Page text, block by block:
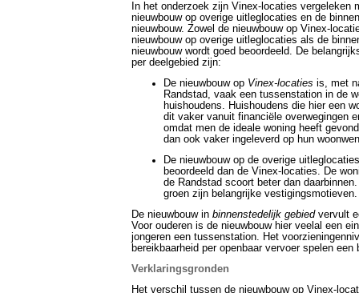
In het onderzoek zijn Vinex-locaties vergeleken
nieuwbouw op overige uitleglocaties en de
nieuwbouw. Zowel de nieuwbouw op Vinex-
nieuwbouw op overige uitleglocaties als de
nieuwbouw wordt goed beoordeeld. De
per deelgebied zijn:
De nieuwbouw op Vinex-locaties is, met
Randstad, vaak een tussenstation in de
huishoudens. Huishoudens die hier een
dit vaker vanuit financiële overwegingen
omdat men de ideale woning heeft
dan ook vaker ingeleverd op hun
De nieuwbouw op de overige
beoordeeld dan de Vinex-locaties. De
de Randstad scoort beter dan
groen zijn belangrijke vestigingsmotieven.
De nieuwbouw in binnenstedelijk gebiedvervult
Voor ouderen is de nieuwbouw hier veelal een
jongeren een tussenstation. Het
bereikbaarheid per openbaar vervoer spelen een
Verklaringsgronden
Het verschil tussen de nieuwbouw op Vinex-